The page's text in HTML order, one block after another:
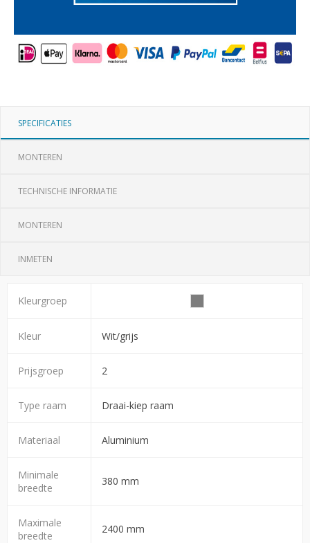
SPECIFICATIES
MONTEREN
TECHNISCHE INFORMATIE
MONTEREN
INMETEN
Kleurgroep
Kleur Wit/grijs
Prijsgroep 2
Type raam Draai-kiep raam
Materiaal Aluminium
Minimale
breedte
380 mm
Maximale
breedte
2400 mm